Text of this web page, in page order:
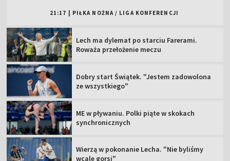
21:17 PIŁKA NOŻNA / LIGA KONFERENCJI
Lech ma dylemat po starciu Farerami.
Roważa przełożenie meczu
Dobry start Świątek. "Jestem zadowolona
ze wszystkiego"
ME w pływaniu. Polki piąte w skokach
synchronicznych
Wierzą w pokonanie Lecha. "Nie byliśmy
wcale gorsi"